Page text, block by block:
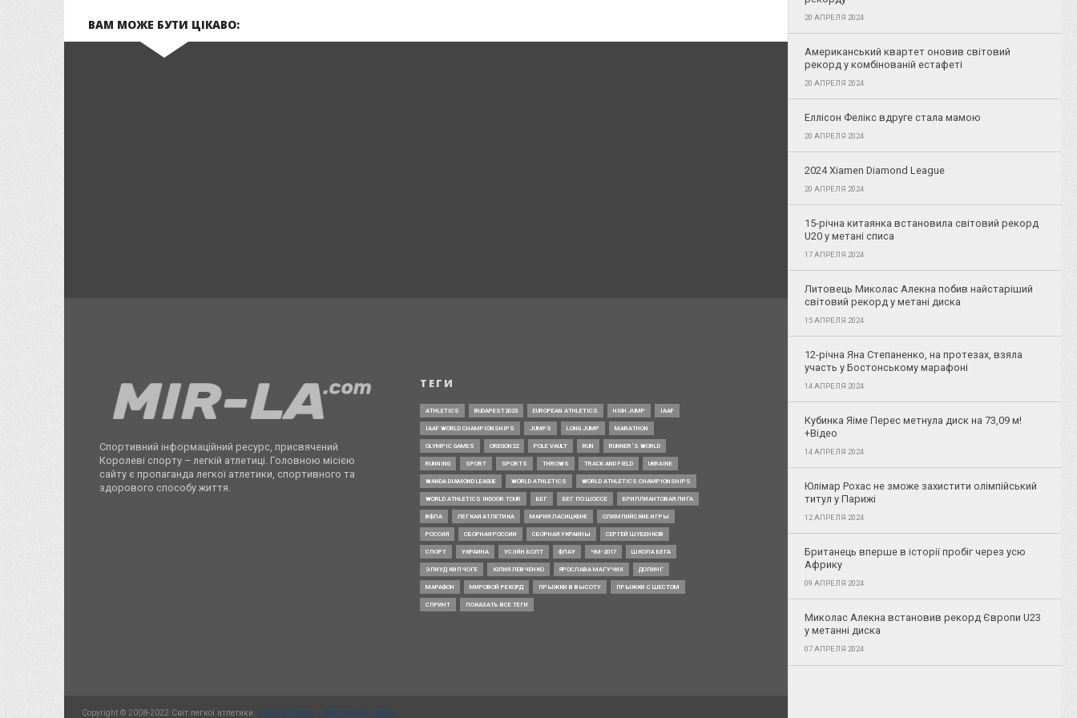
ВАМ МОЖЕ БУТИ ЦІКАВО: 20 АПРЕЛЯ 2024
Американський квартет оновив світовий
рекорд у комбінованій естафеті
20 АПРЕЛЯ 2024
Еллісон Фелікс вдруге стала мамою
20 АПРЕЛЯ 2024
2024 Xiamen Diamond League
20 АПРЕЛЯ 2024
15-річна китаянка встановила світовий рекорд
U20 у метані списа
17 АПРЕЛЯ 2024
Литовець Миколас Алекна побив найстаріший
світовий рекорд у метані диска
15 АПРЕЛЯ 2024
12-річна Яна Степаненко, на протезах, взяла
участь у Бостонському марафоні
14 АПРЕЛЯ 2024
Кубинка Яіме Перес метнула диск на 73,09 м!
+Відео
14 АПРЕЛЯ 2024
Юлімар Рохас не зможе захистити олімпійський
титул у Парижі
12 АПРЕЛЯ 2024
Британець вперше в історії пробіг через усю
Африку
09 АПРЕЛЯ 2024
Миколас Алекна встановив рекорд Європи U23
у метанні диска
07 АПРЕЛЯ 2024
Спортивний інформаційний ресурс, присвячений
Королеві спорту – легкій атлетиці. Головною місією
сайту є пропаганда легкої атлетики, спортивного та
здорового способу життя.
ТЕГИ
ATHLETICS BUDAPEST2023 EUROPEAN ATHLETICS HIGH JUMP IAAF
IAAF WORLD CHAMPIONSHIPS JUMPS LONG JUMP MARATHON
OLYMPIC GAMES OREGON22 POLE VAULT RUN RUNNER’S WORLD
RUNNING SPORT SPORTS THROWS TRACK AND FIELD UKRAINE
WANDA DIAMOND LEAGUE WORLD ATHLETICS WORLD ATHLETICS CHAMPIONSHIPS
WORLD ATHLETICS INDOOR TOUR БЕГ БЕГ ПО ШОССЕ БРИЛЛИАНТОВАЯ ЛИГА
ВФЛА ЛЕГКАЯ АТЛЕТИКА МАРИЯ ЛАСИЦКЕНЕ ОЛИМПИЙСКИЕ ИГРЫ
РОССИЯ СБОРНАЯ РОССИИ СБОРНАЯ УКРАИНЫ СЕРГЕЙ ШУБЕНКОВ
СПОРТ УКРАИНА УСЭЙН БОЛТ ФЛАУ ЧМ-2017 ШКОЛА БЕГА
ЭЛИУД КИПЧОГЕ ЮЛИЯ ЛЕВЧЕНКО ЯРОСЛАВА МАГУЧИХ ДОПИНГ
МАРАФОН МИРОВОЙ РЕКОРД ПРЫЖКИ В ВЫСОТУ ПРЫЖКИ С ШЕСТОМ
СПРИНТ ПОКАЗАТЬ ВСЕ ТЕГИ
Copyright © 2008-2022 Світ легкої атлетики.Timing Events - Квитковий сервіс